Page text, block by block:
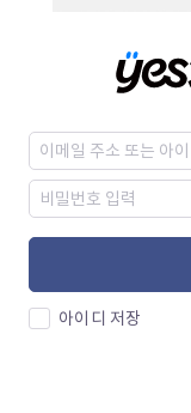
아이디 저장